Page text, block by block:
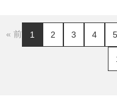
店内はどこか中目黒らしから
みやすい女性たちで、OLや学
なメンバーが揃っています。
女たちとの気さくな会話で、
« 前 1 2 3 4 5